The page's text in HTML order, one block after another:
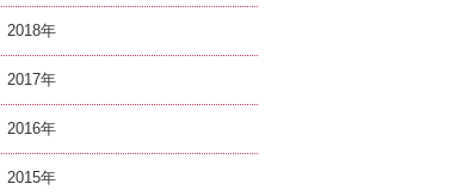
2018
2017
2016
2015